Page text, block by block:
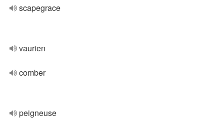
scapegrace
vaurien
comber
peigneuse